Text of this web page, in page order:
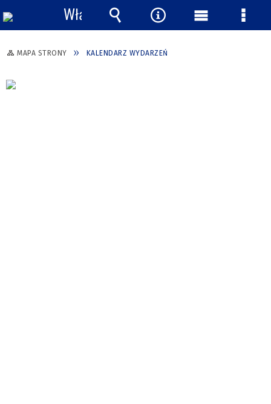
MAPA STRONY KALENDARZ WYDARZEŃ
Włącz
powiadomienia
Wyszukiwarka
Narzędzia
Menu Menu